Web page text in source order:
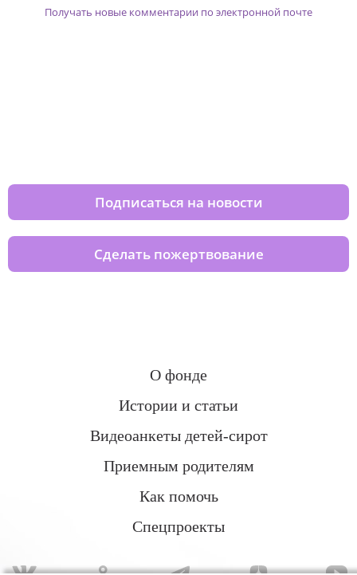
Получать новые комментарии по электронной почте
Подписаться на новости
Сделать пожертвование
О фонде
Истории и статьи
Видеоанкеты детей-сирот
Приемным родителям
Как помочь
Спецпроекты